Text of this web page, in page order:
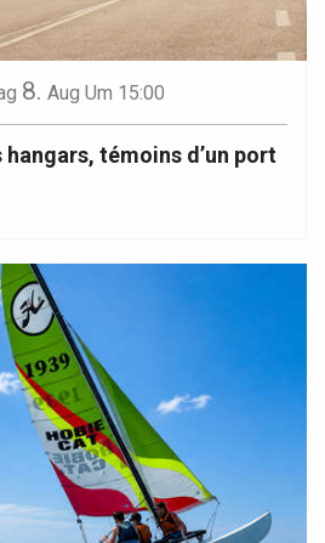
8. Aug Um 15:00
témoins d’un port